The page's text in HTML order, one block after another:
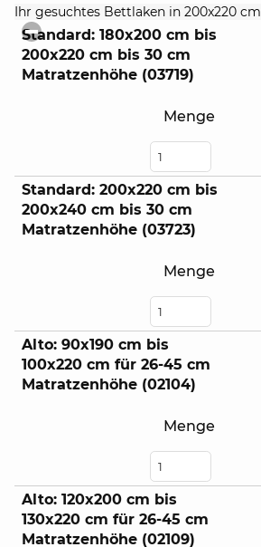
Ihr gesuchtes Bettlaken in 200x220 cm
Standard: 180x200 cm bis
200x220 cm bis 30 cm
Matratzenhöhe (03719)
Menge
Standard: 200x220 cm bis
200x240 cm bis 30 cm
Matratzenhöhe (03723)
Menge
Alto: 90x190 cm bis
100x220 cm für 26-45 cm
Matratzenhöhe (02104)
Menge
Alto: 120x200 cm bis
130x220 cm für 26-45 cm
Matratzenhöhe (02109)